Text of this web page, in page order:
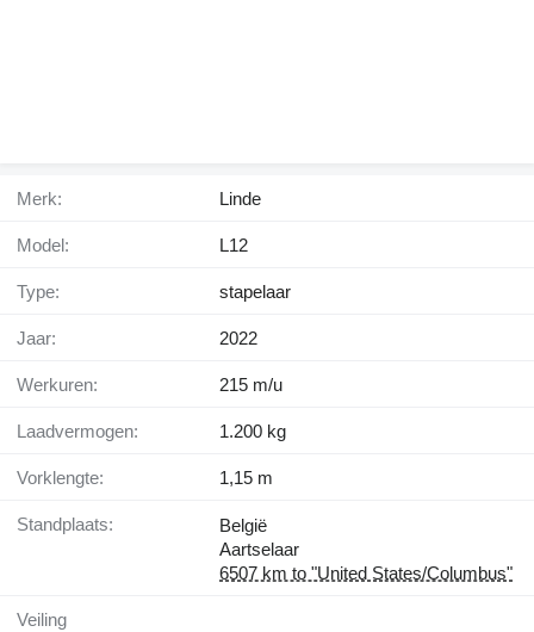
Merk: Linde
Model: L12
Type: stapelaar
Jaar: 2022
Werkuren: 215 m/u
Laadvermogen: 1.200 kg
Vorklengte: 1,15 m
Standplaats:
België
Aartselaar
6507 km to "United States/Columbus"
Veiling